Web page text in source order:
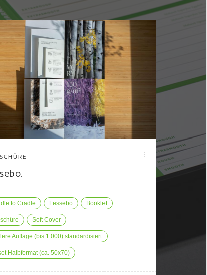
to Cradle Lessebo Booklet
Soft Cover
Auflage (bis 1.000) standardisiert
Halbformat (ca. 50x70)